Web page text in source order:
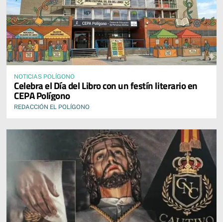
NOTICIAS POLÍGONO
Celebra el Día del Libro con un festín literario en
CEPA Polígono
REDACCIÓN EL POLÍGONO